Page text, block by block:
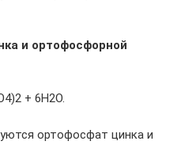
и ортофосфорной
+ 6H2O.
ортофосфат цинка и